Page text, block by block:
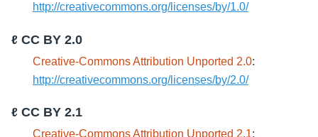
http://creativecommons.org/licenses/by/1.0/
ℓ CC BY 2.0
Creative-Commons Attribution Unported 2.0:
http://creativecommons.org/licenses/by/2.0/
ℓ CC BY 2.1
Creative-Commons Attribution Unported 2.1: